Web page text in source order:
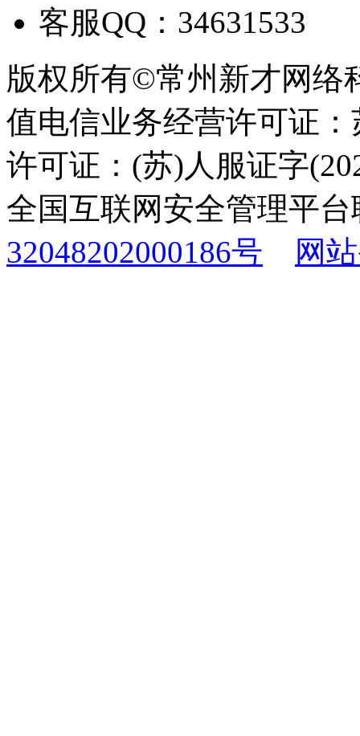
客服QQ：34631533
版权所有©常州新才网络
值电信业务经营许可证
许可证：(苏)人服证字
全国互联网安全管理平
32048202000186号
网